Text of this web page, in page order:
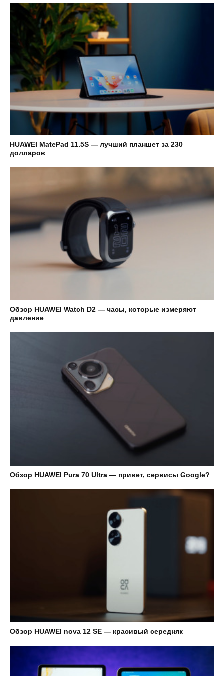
HUAWEI MatePad 11.5S — лучший планшет за 230
долларов
Обзор HUAWEI Watch D2 — часы, которые измеряют
давление
Обзор HUAWEI Pura 70 Ultra — привет, сервисы Google?
Обзор HUAWEI nova 12 SE — красивый середняк